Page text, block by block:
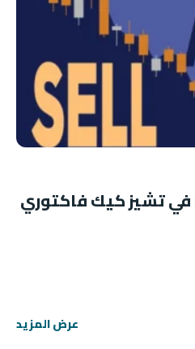
تحليل صفقة Insider في تشيز كيك فاكتوري
عرض المزيد